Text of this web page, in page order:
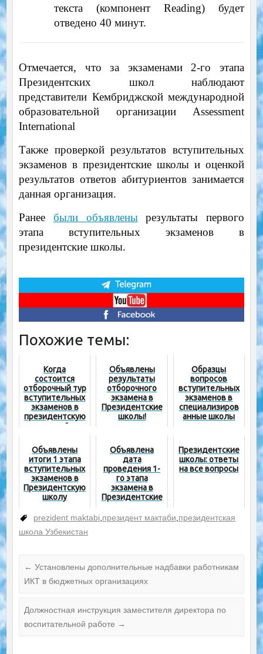
текста (компонент Reading) будет
отведено 40 минут.
Отмечается, что за экзаменами 2-го этапа
Президентских школ наблюдают
представители Кембриджской международной
образовательной организации Assessment
International
Также проверкой результатов вступительных
экзаменов в президентские школы и оценкой
результатов ответов абитуриентов занимается
данная организация.
Ранее были объявленырезультаты первого
этапа вступительных экзаменов в
президентские школы.
Похожие темы:
Когда
состоится
отборочный тур
вступительных
экзаменов в
президентскую
школу?
Объявлены
результаты
отборочного
экзамена в
Президентские
школы!
Образцы
вопросов
вступительных
экзаменов в
специализиров
анные школы
Объявлены
итоги 1 этапа
вступительных
экзаменов в
Президентскую
школу
Объявлена
дата
проведения 1-
го этапа
экзамена в
Президентские
Президентские
школы: ответы
на все вопросы
prezident maktabi,президент мактаби,президентская
школа Узбекистан
← Установлены дополнительные надбавки работникам
ИКТ в бюджетных организациях
Должностная инструкция заместителя директора по
воспитательной работе →